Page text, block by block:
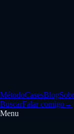
MétodoCasesBlog
BuscarFalar comigo→
Menu